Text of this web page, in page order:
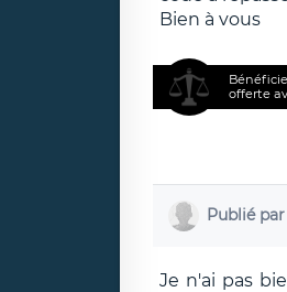
Bien à vous
offerte
Publié par
Je n'ai pas